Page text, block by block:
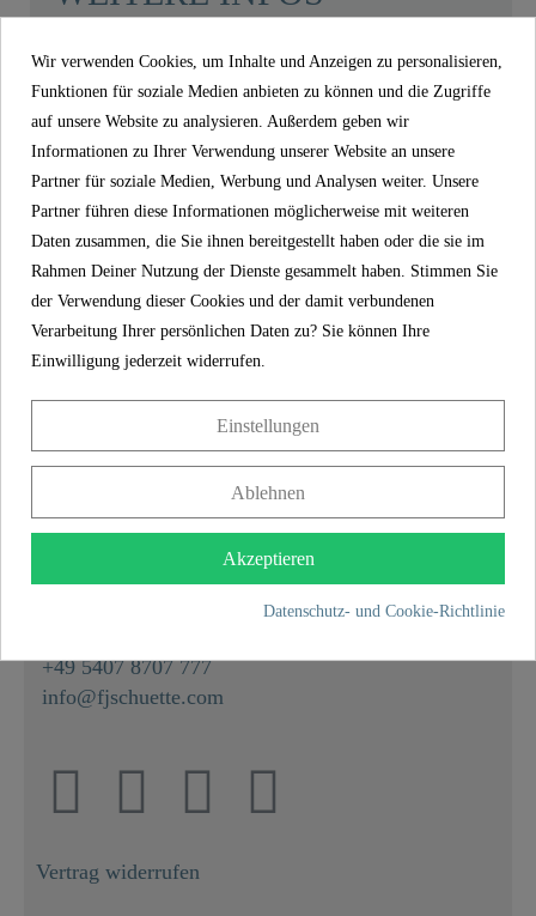
Gewicht 0,0 Kg
Puffer für Dusch WC Aufsatz - 02375
15,99 €
inkl. MwSt.
Artikel-Nr 02375
Gewicht 0,0 kg
KONTAKT
Franz Joseph Schütte GmbH
49134 Wallenhorst
+49 5407 8707 777
info@fjschuette.com
Vertrag widerrufen
Wir verwenden Cookies, um Inhalte und Anzeigen zu personalisieren,
Funktionen für soziale Medien anbieten zu können und die Zugriffe
auf unsere Website zu analysieren. Außerdem geben wir
Informationen zu Ihrer Verwendung unserer Website an unsere
Partner für soziale Medien, Werbung und Analysen weiter. Unsere
Partner führen diese Informationen möglicherweise mit weiteren
Daten zusammen, die Sie ihnen bereitgestellt haben oder die sie im
Rahmen Deiner Nutzung der Dienste gesammelt haben. Stimmen Sie
der Verwendung dieser Cookies und der damit verbundenen
Verarbeitung Ihrer persönlichen Daten zu? Sie können Ihre
Einwilligung jederzeit widerrufen.
Einstellungen
Ablehnen
Akzeptieren
Datenschutz- und Cookie-Richtlinie